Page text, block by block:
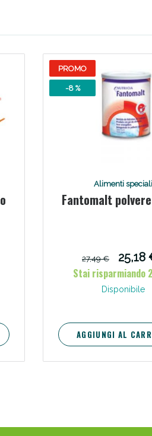
PROMO
-8 %
Alimenti speciali
Fantomalt
27,49 €
25,18
Stai risparmiando
Disponibile
AGGIUNGI AL